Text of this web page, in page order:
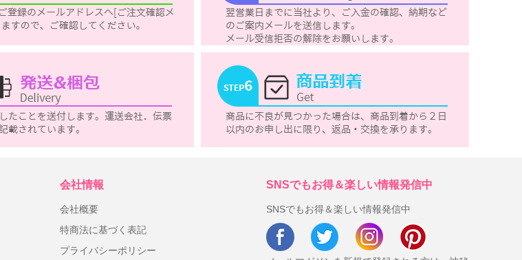
会社情報
会社概要
特商法に基づく表記
プライバシーポリシー
SNSでもお得＆楽しい情報発信中
SNSでもお得＆楽しい情報発信中